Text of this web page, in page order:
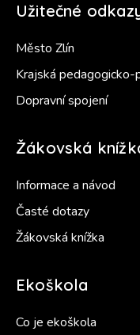
Užitečné
Město Zlín
Krajská pedagogicko-
Dopravní spojení
Žákovská
Informace a návod
Časté dotazy
Žákovská knížka
Ekoškola
Co je ekoškola